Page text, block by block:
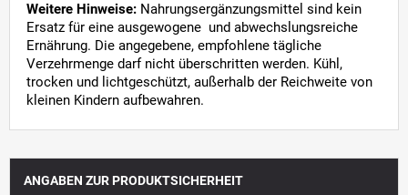
Weitere Hinweise: Nahrungsergänzungsmittel sind kein
Ersatz für eine ausgewogene und abwechslungsreiche
Ernährung. Die angegebene, empfohlene tägliche
Verzehrmenge darf nicht überschritten werden. Kühl,
trocken und lichtgeschützt, außerhalb der Reichweite von
kleinen Kindern aufbewahren.
ANGABEN ZUR PRODUKTSICHERHEIT